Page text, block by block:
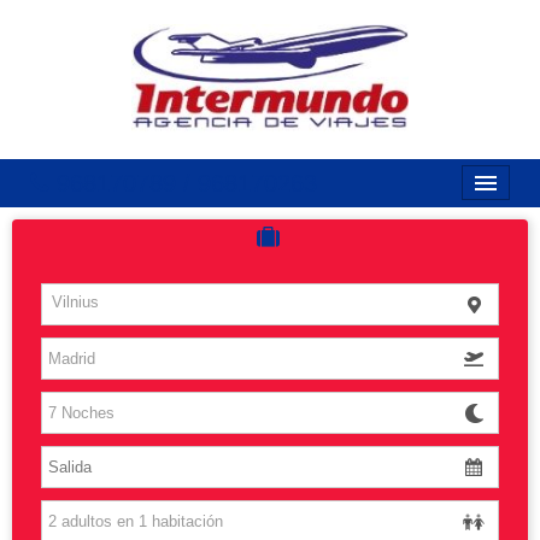
Costas
Vuelos
Islas
Caribe
Grandes Viajes
Vilnius